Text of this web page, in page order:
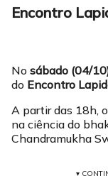
Encontro
No sábado (04/
do Encontro
A partir das 18h,
na ciência do
Chandramukha
▾